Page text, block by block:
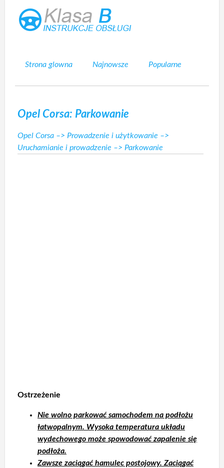
Strona glowna Najnowsze Popularne
Opel Corsa: Parkowanie
Opel Corsa –> Prowadzenie i użytkowanie –>
Uruchamianie i prowadzenie –> Parkowanie
Ostrzeżenie
Nie wolno parkować samochodem na podłożu
łatwopalnym. Wysoka temperatura układu
wydechowego może spowodować zapalenie się
podłoża.
Zawsze zaciągać hamulec postojowy. Zaciągać